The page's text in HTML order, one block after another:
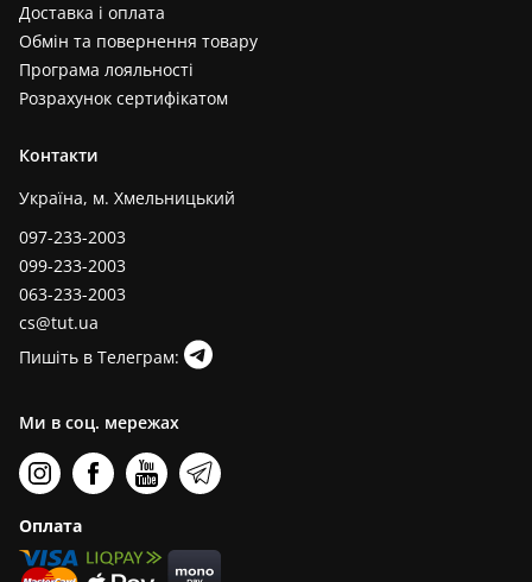
Доставка і оплата
Обмін та повернення товару
Програма лояльності
Розрахунок сертифікатом
Контакти
Україна, м. Хмельницький
097-233-2003
099-233-2003
063-233-2003
cs@tut.ua
Пишіть в Телеграм:
Ми в соц. мережах
Оплата